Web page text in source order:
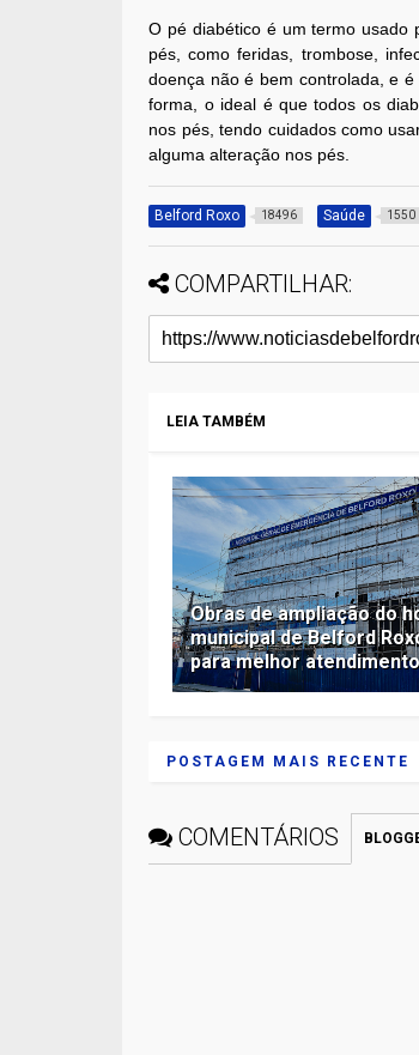
O pé diabético é um termo usado
pés, como feridas, trombose,
doença não é bem controlada, e
forma, o ideal é que todos os
nos pés, tendo cuidados como
alguma alteração nos pés.
Belford Roxo 18496 Saúde 1550
COMPARTILHAR:
LEIA TAMBÉM
Obras de ampliação do
municipal de Belford
para melhor
POSTAGEM MAIS RECENTE
COMENTÁRIOS